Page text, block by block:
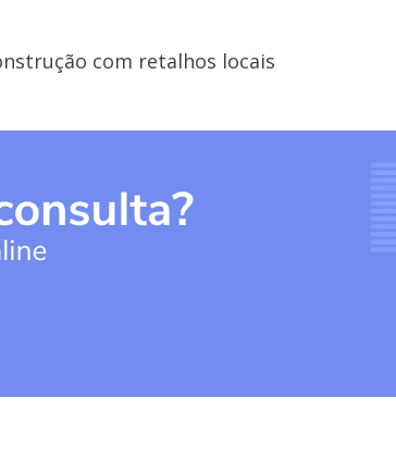
com retalhos locais